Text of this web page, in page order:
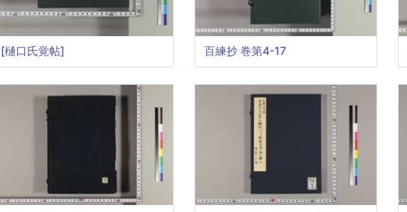
[樋口氏覚帖] 百練抄 巻第4-17